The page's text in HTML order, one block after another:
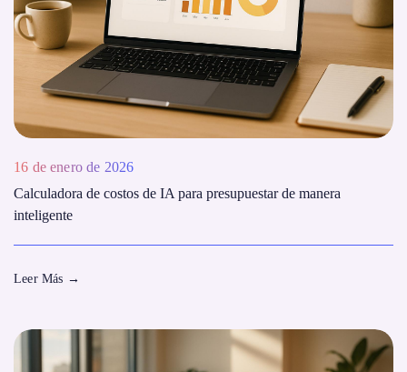
16 de enero de 2026
Calculadora de costos de IA para presupuestar de manera
inteligente
Leer Más →